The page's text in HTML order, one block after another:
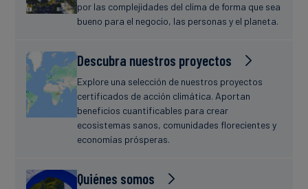
por las complejidades del clima de forma que sea
bueno para el negocio, las personas y el planeta.
Descubra nuestros proyectos
Explore una selección de nuestros proyectos
certificados de acción climática. Aportan
beneficios cuantificables para crear
ecosistemas sanos, comunidades florecientes y
economías prósperas.
Quiénes somos